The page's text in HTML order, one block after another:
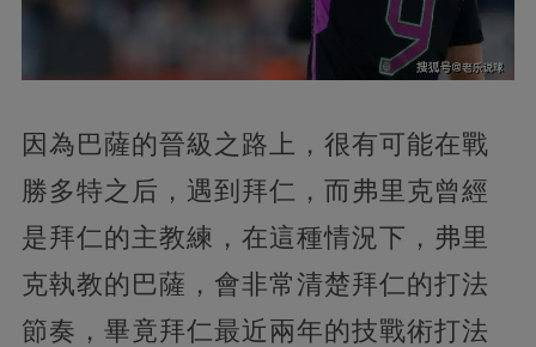
因為巴薩的晉級之路上，很有可能在戰
勝多特之后，遇到拜仁，而弗里克曾經
是拜仁的主教練，在這種情況下，弗里
克執教的巴薩，會非常清楚拜仁的打法
節奏，畢竟拜仁最近兩年的技戰術打法